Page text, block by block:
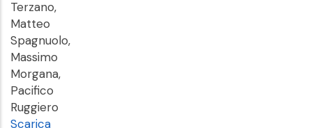
Terzano,
Matteo
Spagnuolo,
Massimo
Morgana,
Pacifico
Ruggiero
Scarica